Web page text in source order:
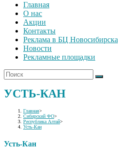
Главная
О нас
Акции
Контакты
Реклама в БЦ Новосибирска
Новости
Рекламные площадки
УСТЬ-КАН
Главная>
Сибирский ФО>
Республика Алтай>
Усть-Кан
Усть-Кан